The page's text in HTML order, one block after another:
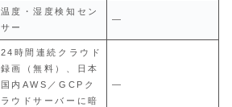
温度・湿度検知セン
サー
―
24時間連続クラウド
録画（無料）、日本
国内AWS／GCPク
ラウドサーバーに暗
―